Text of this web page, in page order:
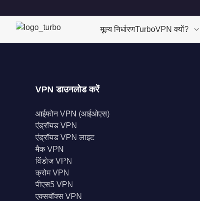
मूल्य निर्धारणTurboVPN क्यों?
VPN डाउनलोड करें
आईफोन VPN (आईओएस)
एंड्रॉयड VPN
एंड्रॉयड VPN लाइट
मैक VPN
विंडोज VPN
क्रोम VPN
पीएस5 VPN
एक्सबॉक्स VPN